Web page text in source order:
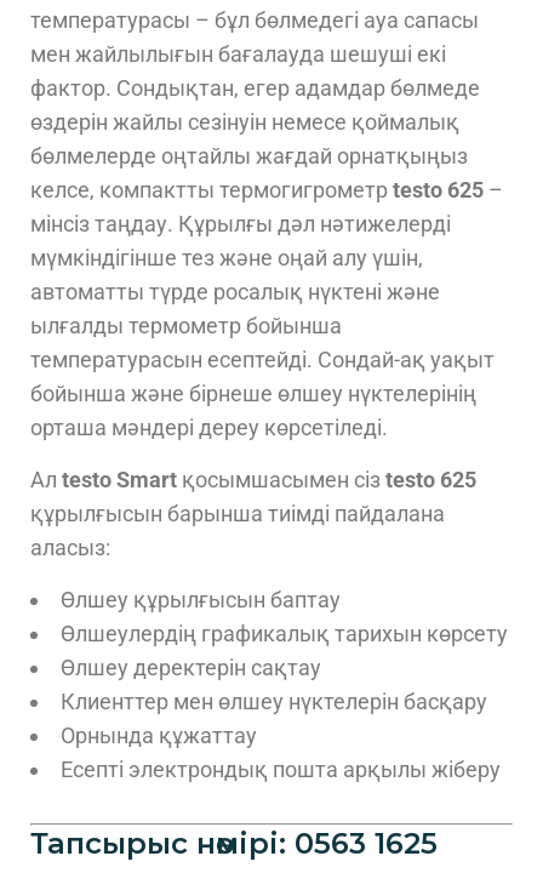
температурасы – бұл бөлмедегі ауа сапасы
мен жайлылығын бағалауда шешуші екі
фактор. Сондықтан, егер адамдар бөлмеде
өздерін жайлы сезінуін немесе қоймалық
бөлмелерде оңтайлы жағдай орнатқыңыз
келсе, компактты термогигрометрtesto 625 –
мінсіз таңдау. Құрылғы дәл нәтижелерді
мүмкіндігінше тез және оңай алу үшін,
автоматты түрде росалық нүктені және
ылғалды термометр бойынша
температурасын есептейді. Сондай-ақ уақыт
бойынша және бірнеше өлшеу нүктелерінің
орташа мәндері дереу көрсетіледі.
Ал testo Smart қосымшасымен сізtesto 625
құрылғысын барынша тиімді пайдалана
аласыз:
Өлшеу құрылғысын баптау
Өлшеулердің графикалық тарихын көрсету
Өлшеу деректерін сақтау
Клиенттер мен өлшеу нүктелерін басқару
Орнында құжаттау
Есепті электрондық пошта арқылы жіберу
Тапсырыс нөмірі: 0563 1625